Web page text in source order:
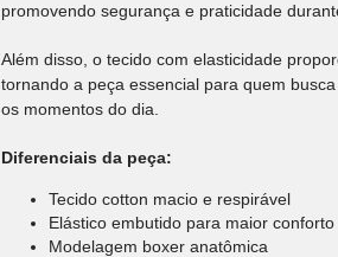
promovendo segurança e praticidade
Além disso, o tecido com elasticidade
tornando a peça essencial para quem
os momentos do dia.
Diferenciais da peça:
Tecido cotton macio e respirável
Elástico embutido para maior conforto
Modelagem boxer anatômica